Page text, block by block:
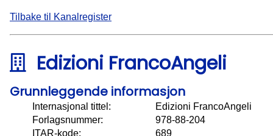
Tilbake til Kanalregister
Edizioni FrancoAngeli
Grunnleggende informasjon
Internasjonal tittel:
Edizioni FrancoAngeli
Forlagsnummer:
978-88-204
ITAR-kode:
689